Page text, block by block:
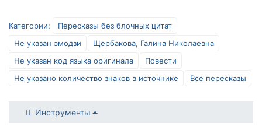
Категории:
Пересказы без блочных цитат
Не указан эмодзи
Щербакова, Галина Николаевна
Не указан код языка оригинала
Повести
Не указано количество знаков в источнике
Все пересказы
Инструменты